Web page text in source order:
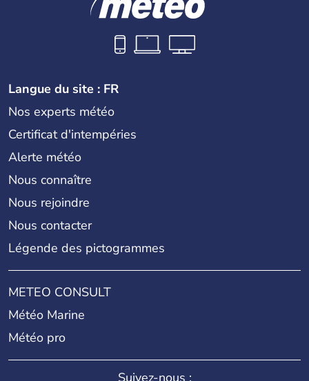
Langue du site : FR
Nos experts météo
Certificat d'intempéries
Alerte météo
Nous connaître
Nous rejoindre
Nous contacter
Légende des pictogrammes
METEO CONSULT
Météo Marine
Météo pro
Suivez-nous :